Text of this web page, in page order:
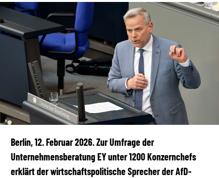
PRESSE
STELLENPORTAL
MEDIATHEK
Berlin, 12. Februar 2026. Zur Umfrage der
Unternehmensberatung EY unter 1200 Konzernchefs
erklärt der wirtschaftspolitische Sprecher der AfD-